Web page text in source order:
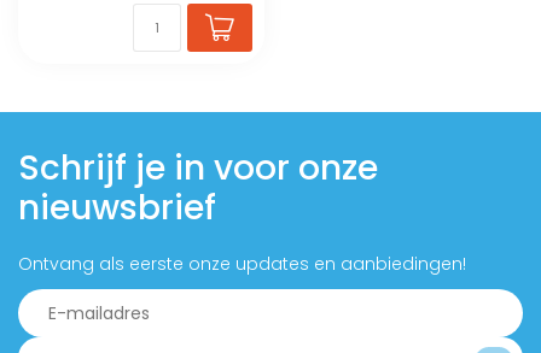
Schrijf je in voor onze
nieuwsbrief
Ontvang als eerste onze updates en aanbiedingen!